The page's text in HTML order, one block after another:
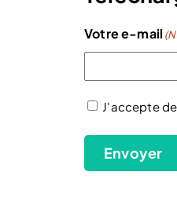
Votre e-mail
J'accepte
Envoyer